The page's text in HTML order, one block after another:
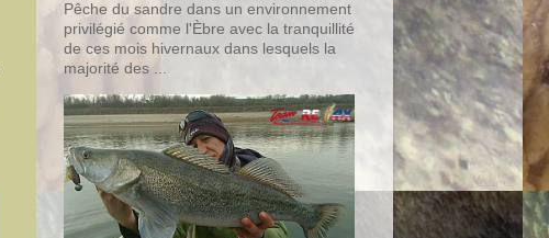
Pêche du sandre dans un environnement
privilégié comme l'Èbre avec la tranquillité
de ces mois hivernaux dans lesquels la
majorité des ...